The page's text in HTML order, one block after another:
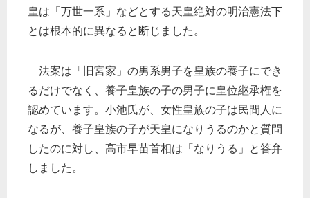
皇は「万世一系」などとする天皇絶対の明治憲法下
とは根本的に異なると断じました。
法案は「旧宮家」の男系男子を皇族の養子にでき
るだけでなく、養子皇族の子の男子に皇位継承権を
認めています。小池氏が、女性皇族の子は民間人に
なるが、養子皇族の子が天皇になりうるのかと質問
したのに対し、高市早苗首相は「なりうる」と答弁
しました。